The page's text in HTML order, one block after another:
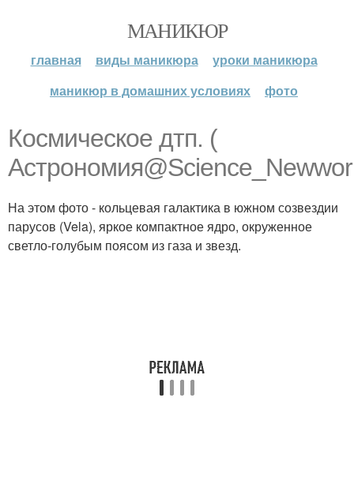
МАНИКЮР
главная виды маникюра
уроки маникюра
маникюр в домашних условиях
фото
Космическое дтп. (
На этом фото - кольцевая галактика в южном созвездии
парусов (Vela), яркое компактное ядро, окруженное
светло-голубым поясом из газа и звезд.